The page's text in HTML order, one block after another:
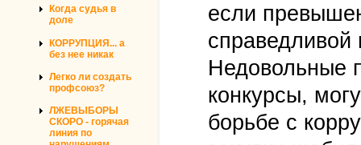
Когда судья в
доле
КОРРУПЦИЯ... а
без нее никак
Легко ли создать
профсоюз?
ЛЖЕВЫБОРЫ
СКОРО - горячая
линия по
если
справедливой
Недовольные
конкурсы,
борьбе с